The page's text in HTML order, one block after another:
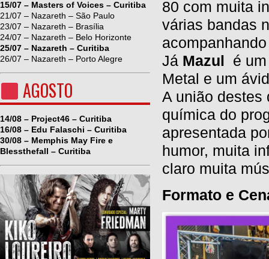
15/07 – Masters of Voices – Curitiba
21/07 – Nazareth – São Paulo
23/07 – Nazareth – Brasília
24/07 – Nazareth – Belo Horizonte
25/07 – Nazareth – Curitiba
26/07 – Nazareth – Porto Alegre
AGOSTO
14/08 – Project46 – Curitiba
16/08 – Edu Falaschi – Curitiba
30/08 – Memphis May Fire e
Blessthefall – Curitiba
80 com muita
várias bandas
Já Mazul é
Metal e um
A união destes
química do
apresentada
humor, muita
claro muita
Formato e